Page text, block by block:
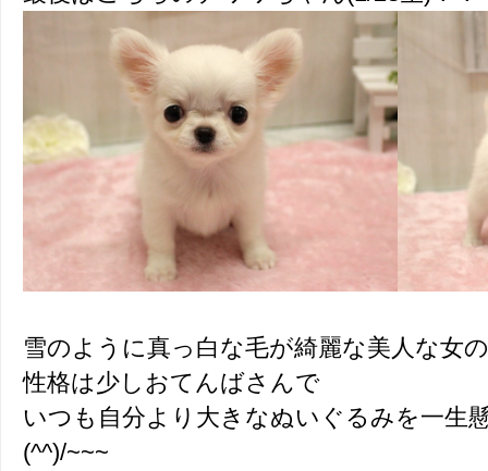
雪のように真っ白な毛が綺麗な美人な女
性格は少しおてんばさんで
いつも自分より大きなぬいぐるみを一生
(^^)/~~~